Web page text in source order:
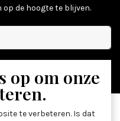
op de hoogte te blijven.
op om onze
te verbeteren. Is dat